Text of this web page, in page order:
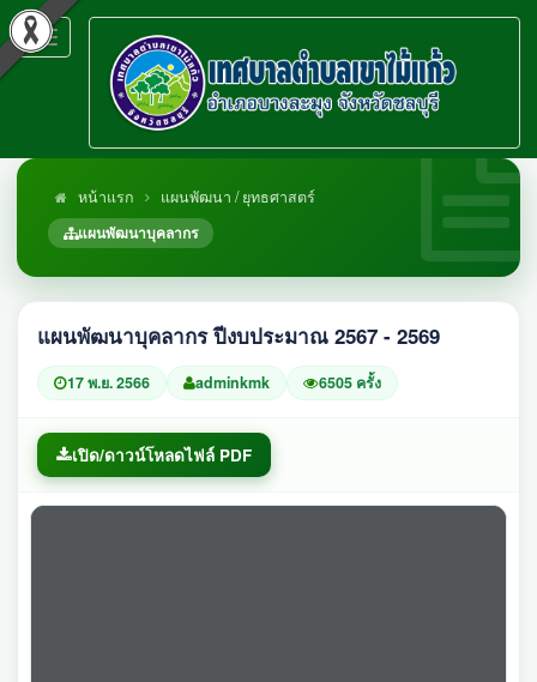
Toggle
navigation
หน้าแรก
แผนพัฒนา / ยุทธศาสตร์
แผนพัฒนาบุคลากร
แผนพัฒนาบุคลากร ปีงบประมาณ 2567 - 2569
17 พ.ย. 2566 adminkmk 6505 ครั้ง
เปิด/ดาวน์โหลดไฟล์ PDF